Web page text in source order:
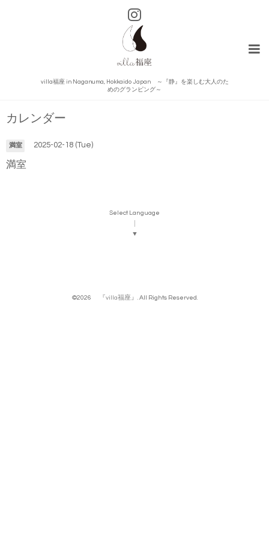
villa福座 in Naganuma, Hokkaido Japan ～『静』を楽しむ大人のた
めのグランピング～
カレンダー
満室 2025-02-18 (Tue)
満室
Select Language
▼
©2026 『villa福座』 . All Rights Reserved.